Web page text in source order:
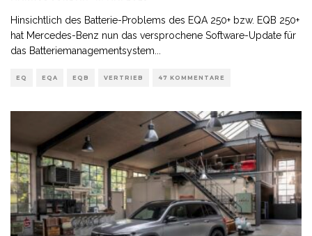
Hinsichtlich des Batterie-Problems des EQA 250+ bzw. EQB 250+
hat Mercedes-Benz nun das versprochene Software-Update für
das Batteriemanagementsystem
EQ EQA EQB VERTRIEB 47 KOMMENTARE